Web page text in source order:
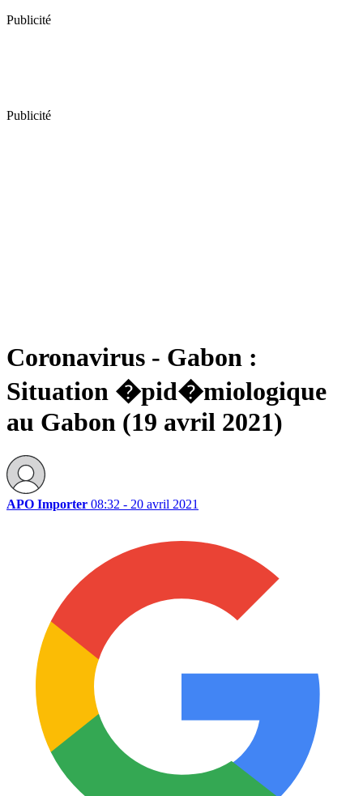
Publicité
Publicité
Coronavirus - Gabon :
Situation �pid�miologique
au Gabon (19 avril 2021)
APO Importer 08:32 - 20 avril 2021